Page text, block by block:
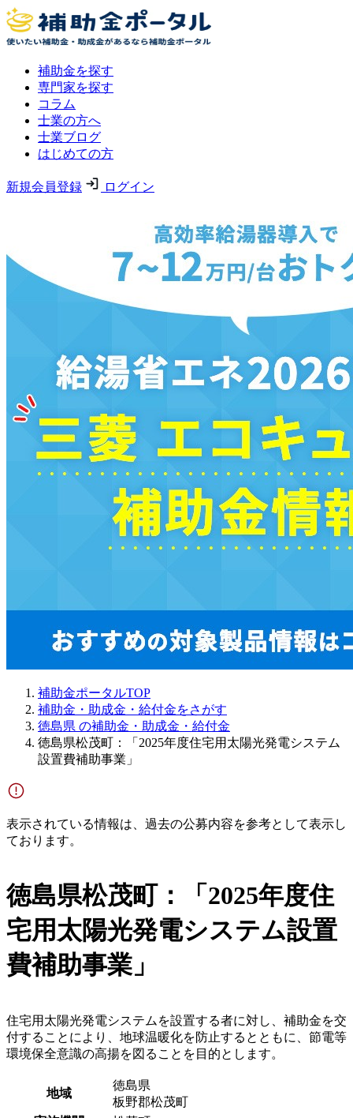
補助金を探す
専門家を探す
コラム
士業の方へ
士業ブログ
はじめての方
新規会員登録 ログイン
補助金ポータルTOP
補助金・助成金・給付金をさがす
徳島県 の補助金・助成金・給付金
徳島県松茂町：「2025年度住宅用太陽光発電システム
設置費補助事業」
表示されている情報は、過去の公募内容を参考として表示し
ております。
徳島県松茂町：「2025年度住
宅用太陽光発電システム設置
費補助事業」
住宅用太陽光発電システムを設置する者に対し、補助金を交
付することにより、地球温暖化を防止するとともに、節電等
環境保全意識の高揚を図ることを目的とします。
地域
徳島県
板野郡松茂町